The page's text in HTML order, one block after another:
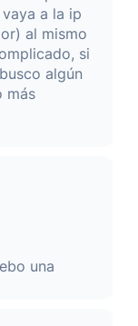
a la ip
al mismo
si
algún
más
una